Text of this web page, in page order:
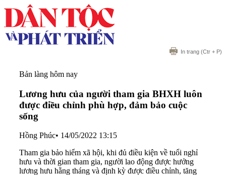
In trang (Ctr + P)
Bản làng hôm nay
Lương hưu của người tham gia BHXH luôn
được điều chỉnh phù hợp, đảm bảo cuộc
sống
Hồng Phúc• 14/05/2022 13:15
Tham gia bảo hiểm xã hội, khi đủ điều kiện về tuổi nghỉ
hưu và thời gian tham gia, người lao động được hưởng
lương hưu hằng tháng và định kỳ được điều chỉnh, tăng